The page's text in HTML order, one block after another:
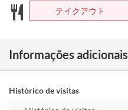
テイクアウト
Informações adicionais
Histórico de visitas